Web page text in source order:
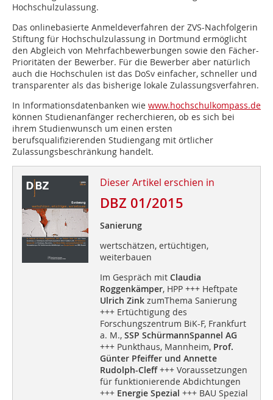
Hochschulzulassung.
Das onlinebasierte Anmeldeverfahren der ZVS-Nachfolgerin
Stiftung für Hochschulzulassung in Dortmund ermöglicht
den Abgleich von Mehrfachbewerbungen sowie den Fächer-
Prioritäten der Bewerber. Für die Bewerber aber natürlich
auch die Hochschulen ist das DoSv einfacher, schneller und
transparenter als das bisherige lokale Zulassungsverfahren.
In Informationsdatenbanken wie www.hochschulkompass.de
können Studienanfänger recherchieren, ob es sich bei
ihrem Studienwunsch um einen ersten
berufsqualifizierenden Studiengang mit örtlicher
Zulassungsbeschränkung handelt.
Dieser Artikel erschien in
DBZ 01/2015
Sanierung
wertschätzen, ertüchtigen,
weiterbauen
Im Gespräch mit Claudia
Roggenkämper, HPP +++ Heftpate
Ulrich ZinkzumThema Sanierung
+++ Ertüchtigung des
Forschungszentrum BiK-F, Frankfurt
a. M., SSP SchürmannSpannel AG
+++ Punkthaus, Mannheim, Prof.
Günter Pfeiffer und Annette
Rudolph-Cleff+++ Voraussetzungen
für funktionierende Abdichtungen
+++ Energie Spezial +++ BAU Spezial